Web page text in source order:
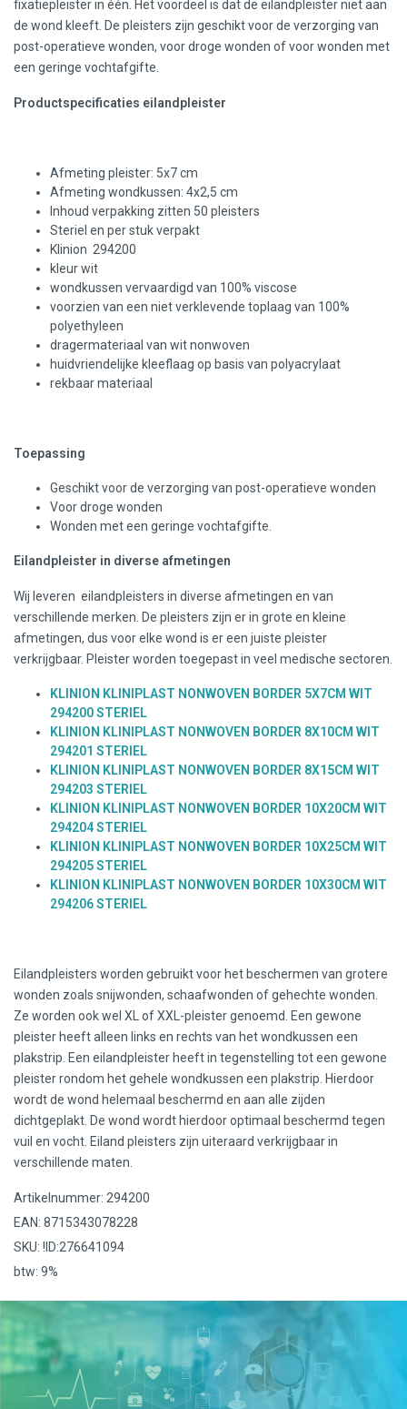
fixatiepleister in één. Het voordeel is dat de eilandpleister niet aan
de wond kleeft. De pleisters zijn geschikt voor de verzorging van
post-operatieve wonden, voor droge wonden of voor wonden met
een geringe vochtafgifte.
Productspecificaties eilandpleister
Afmeting pleister: 5x7 cm
Afmeting wondkussen: 4x2,5 cm
Inhoud verpakking zitten 50 pleisters
Steriel en per stuk verpakt
Klinion 294200
kleur wit
wondkussen vervaardigd van 100% viscose
voorzien van een niet verklevende toplaag van 100%
polyethyleen
dragermateriaal van wit nonwoven
huidvriendelijke kleeflaag op basis van polyacrylaat
rekbaar materiaal
Toepassing
Geschikt voor de verzorging van post-operatieve wonden
Voor droge wonden
Wonden met een geringe vochtafgifte.
Eilandpleister in diverse afmetingen
Wij leveren eilandpleisters in diverse afmetingen en van
verschillende merken. De pleisters zijn er in grote en kleine
afmetingen, dus voor elke wond is er een juiste pleister
verkrijgbaar. Pleister worden toegepast in veel medische sectoren.
KLINION KLINIPLAST NONWOVEN BORDER 5X7CM WIT
294200 STERIEL
KLINION KLINIPLAST NONWOVEN BORDER 8X10CM WIT
294201 STERIEL
KLINION KLINIPLAST NONWOVEN BORDER 8X15CM WIT
294203 STERIEL
KLINION KLINIPLAST NONWOVEN BORDER 10X20CM WIT
294204 STERIEL
KLINION KLINIPLAST NONWOVEN BORDER 10X25CM WIT
294205 STERIEL
KLINION KLINIPLAST NONWOVEN BORDER 10X30CM WIT
294206 STERIEL
Eilandpleisters worden gebruikt voor het beschermen van grotere
wonden zoals snijwonden, schaafwonden of gehechte wonden.
Ze worden ook wel XL of XXL-pleister genoemd. Een gewone
pleister heeft alleen links en rechts van het wondkussen een
plakstrip. Een eilandpleister heeft in tegenstelling tot een gewone
pleister rondom het gehele wondkussen een plakstrip. Hierdoor
wordt de wond helemaal beschermd en aan alle zijden
dichtgeplakt. De wond wordt hierdoor optimaal beschermd tegen
vuil en vocht. Eiland pleisters zijn uiteraard verkrijgbaar in
verschillende maten.
Artikelnummer: 294200
EAN: 8715343078228
SKU: !ID:276641094
btw: 9%